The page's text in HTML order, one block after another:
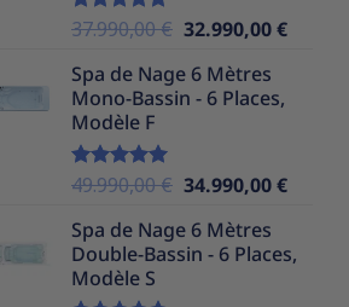
Note5.00
37.990,00€ Le
initial
était :
32.990,00€Le
Spa de Nage 6 Mètres
Mono-Bassin - 6 Places,
Modèle F
Note5.00
49.990,00€ Le
initial
était :
34.990,00€Le
est :
Spa de Nage 6 Mètres
Double-Bassin - 6 Places,
Modèle S